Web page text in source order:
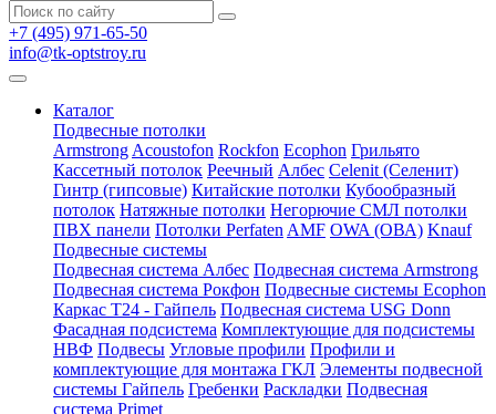
+7 (495) 971-65-50
info@tk-optstroy.ru
Каталог
Подвесные потолки
Armstrong Acoustofon Rockfon Ecophon Грильято
Кассетный потолок Реечный Албес Celenit (Селенит)
Гинтр (гипсовые) Китайские потолки Кубообразный
потолок Натяжные потолки Негорючие СМЛ потолки
ПВХ панели Потолки Perfaten AMF OWA (ОВА) Knauf
Подвесные системы
Подвесная система Албес Подвесная система Armstrong
Подвесная система Рокфон Подвесные системы Ecophon
Каркас Т24 - Гайпель Подвесная система USG Donn
Фасадная подсистема Комплектующие для подсистемы
НВФ Подвесы Угловые профили Профили и
комплектующие для монтажа ГКЛ Элементы подвесной
системы Гайпель Гребенки Раскладки Подвесная
система Primet